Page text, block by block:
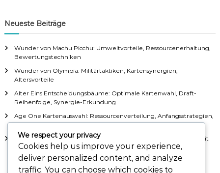
Neueste Beiträge
Wunder von Machu Picchu: Umweltvorteile, Ressourcenerhaltung,
Bewertungstechniken
Wunder von Olympia: Militärtaktiken, Kartensynergien,
Altersvorteile
Alter Eins Entscheidungsbäume: Optimale Kartenwahl, Draft-
Reihenfolge, Synergie-Erkundung
Age One Kartenauswahl: Ressourcenverteilung, Anfangsstrategien,
Spielerinteraktion
Leaders Modul Strategien: Optimale Führerauswahl, Synergie mit
Wundern
We respect your privacy
Cookies help us improve your experience,
deliver personalized content, and analyze
traffic. You can choose which cookies to